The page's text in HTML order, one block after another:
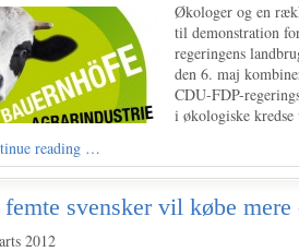
Økologer og en
til demonstration
regeringens
den 6. maj
CDU-FDP-
i økologiske
reading …
svensker vil købe mere
2012